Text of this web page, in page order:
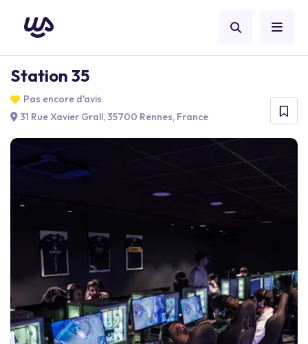
Station 35
Pas encore d'avis
31 Rue Xavier Grall, 35700 Rennes, France